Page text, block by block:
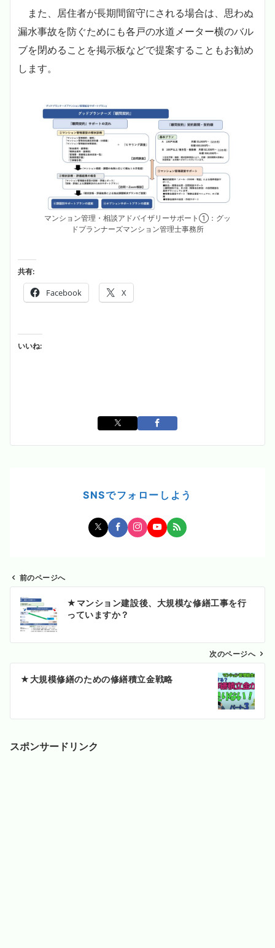
また、居住者が長期間留守にされる場合は、思わぬ
漏水事故を防ぐためにも各戸の水道メーター横のバル
ブを閉めることを掲示板などで提案することもお勧め
します。
マンション管理・相談アドバイザリーサポート①：グッ
ドプランナーズマンション管理士事務所
共有:
Facebook X
いいね:
SNSでフォローしよう
ビ
ン
前のページへ
★マンション建設後、大規模な修繕工事を行
っていますか？
次のページへ
★大規模修繕のための修繕積立金戦略
スポンサードリンク